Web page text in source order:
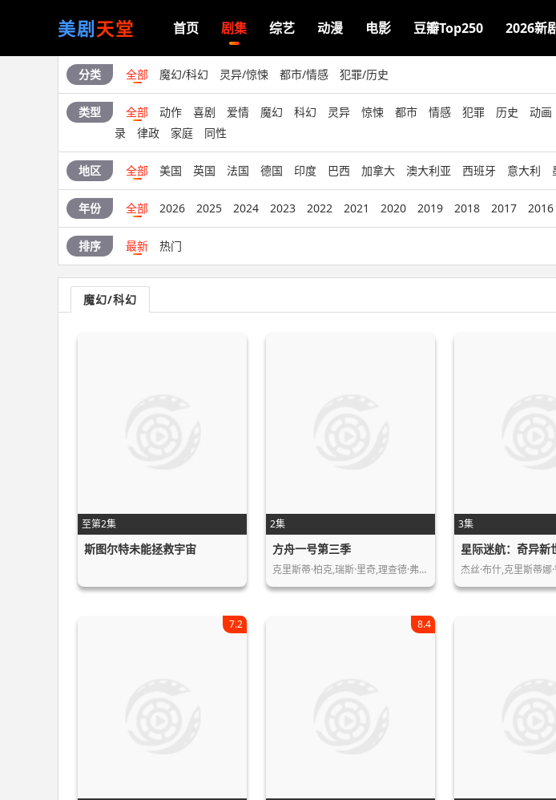
美剧天堂 首页 剧集 综艺 动漫 电影 豆瓣Top250 2026新
分类 全部 魔幻/科幻 灵异/惊悚 都市/情感 犯罪/历史
类型 全部 动作 喜剧 爱情 魔幻 科幻 灵异 惊悚 都市 情感 犯罪 历史 动画
录
律政 家庭 同性
地区 全部 美国 英国 法国 德国 印度 巴西 加拿大 澳大利亚 西班牙 意大利
年份 全部 2026 2025 2024 2023 2022 2021 2020 2019 2018 2017 2016
排序 最新 热门
魔幻/科幻
至第2集
斯图尔特未能拯救宇宙
2集
方舟一号第三季
克里斯蒂·柏克,瑞斯·里奇,理查德·弗…
3集
星际迷航：奇异新
杰丝·布什,克里斯蒂娜
7.2 8.4